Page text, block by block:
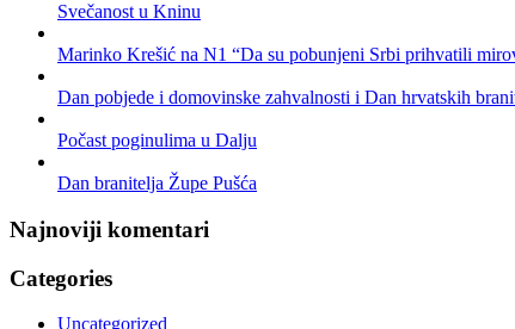
Svečanost u Kninu
Marinko Krešić na N1 “Da su pobunjeni Srbi prihvatili
Dan pobjede i domovinske zahvalnosti i Dan hrvatskih
Počast poginulima u Dalju
Dan branitelja Župe Pušća
Najnoviji komentari
Categories
Uncategorized